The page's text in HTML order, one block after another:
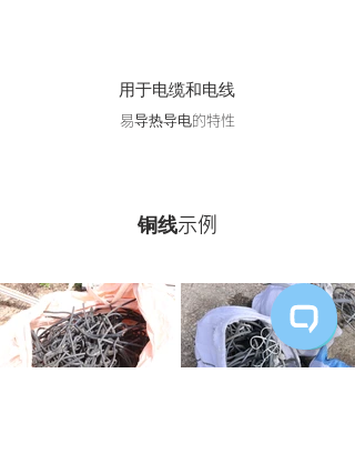
用于电缆和电线
易导热导电的特性
​铜线示例